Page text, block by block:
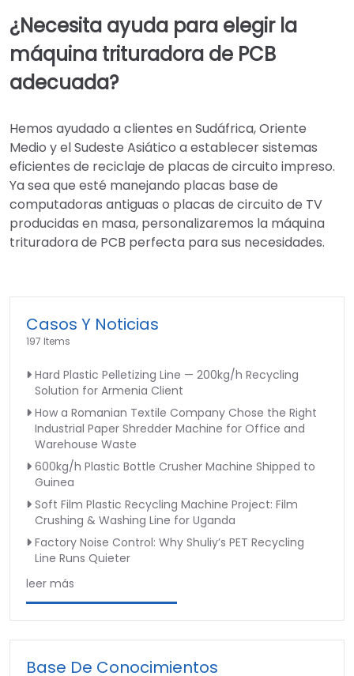
¿Necesita ayuda para elegir la
máquina trituradora de PCB
adecuada?
Hemos ayudado a clientes en Sudáfrica, Oriente
Medio y el Sudeste Asiático a establecer sistemas
eficientes de reciclaje de placas de circuito impreso.
Ya sea que esté manejando placas base de
computadoras antiguas o placas de circuito de TV
producidas en masa, personalizaremos la máquina
trituradora de PCB perfecta para sus necesidades.
Casos Y Noticias
197 Items
Hard Plastic Pelletizing Line — 200kg/h Recycling
Solution for Armenia Client
How a Romanian Textile Company Chose the Right
Industrial Paper Shredder Machine for Office and
Warehouse Waste
600kg/h Plastic Bottle Crusher Machine Shipped to
Guinea
Soft Film Plastic Recycling Machine Project: Film
Crushing & Washing Line for Uganda
Factory Noise Control: Why Shuliy’s PET Recycling
Line Runs Quieter
leer más
Base De Conocimientos